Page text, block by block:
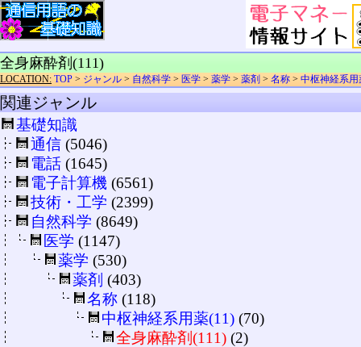
全身麻酔剤(111)
LOCATION: TOP > ジャンル > 自然科学 > 医学 > 薬学 > 薬剤 > 名称 > 中枢神経系用
関連ジャンル
基礎知識
通信 (5046)
電話 (1645)
電子計算機 (6561)
技術・工学 (2399)
自然科学 (8649)
医学 (1147)
薬学 (530)
薬剤 (403)
名称 (118)
中枢神経系用薬(11) (70)
全身麻酔剤(111) (2)